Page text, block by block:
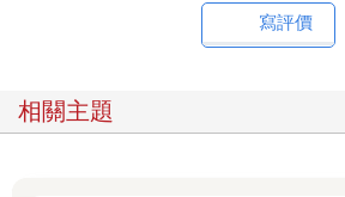
釀啤酒和高啤酒花與酒精濃度的IPA
啤酒帶有果香、草地、土壤的氣味，因此
可以到連鎖啤酒小店Getränkefeinkost購買
寫評價
相關主題